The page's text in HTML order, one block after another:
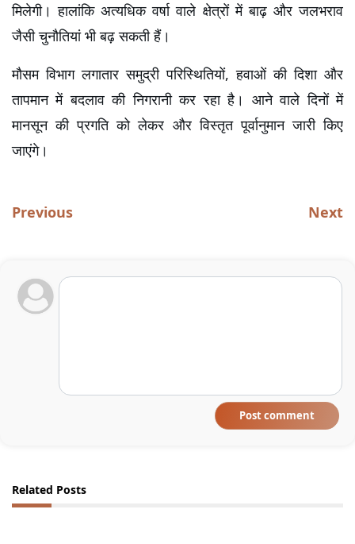
मिलेगी। हालांकि अत्यधिक वर्षा वाले क्षेत्रों में बाढ़ और जलभराव
जैसी चुनौतियां भी बढ़ सकती हैं।
मौसम विभाग लगातार समुद्री परिस्थितियों, हवाओं की दिशा और
तापमान में बदलाव की निगरानी कर रहा है। आने वाले दिनों में
मानसून की प्रगति को लेकर और विस्तृत पूर्वानुमान जारी किए
जाएंगे।
Previous Next
Post comment
Related Posts